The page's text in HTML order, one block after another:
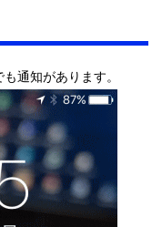
通知があります。